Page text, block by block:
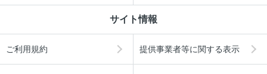
サイト情報
ご利用規約 提供事業者等に関する表示